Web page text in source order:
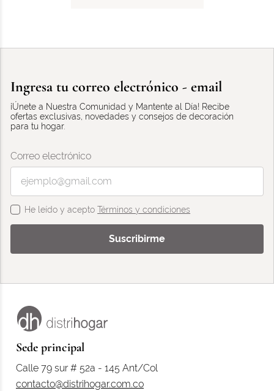
Ingresa tu correo electrónico - email
¡Únete a Nuestra Comunidad y Mantente al Día! Recibe
ofertas exclusivas, novedades y consejos de decoración
para tu hogar.
Correo electrónico
He leído y aceptoTérminos y condiciones
Suscribirme
Sede principal
Calle 79 sur # 52a - 145 Ant/Col
contacto@distrihogar.com.co